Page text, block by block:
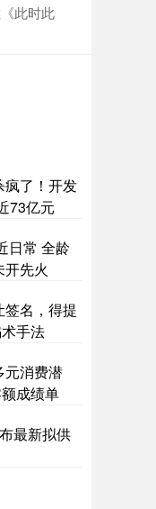
此时此
疯了！开发
73亿元
日常 全龄
先火
名，得提
手法
元消费潜
成绩单
最新拟供